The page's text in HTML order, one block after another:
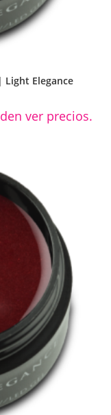
Light Elegance
ver precios.